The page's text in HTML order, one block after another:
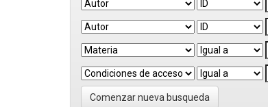
Comenzar nueva busqueda